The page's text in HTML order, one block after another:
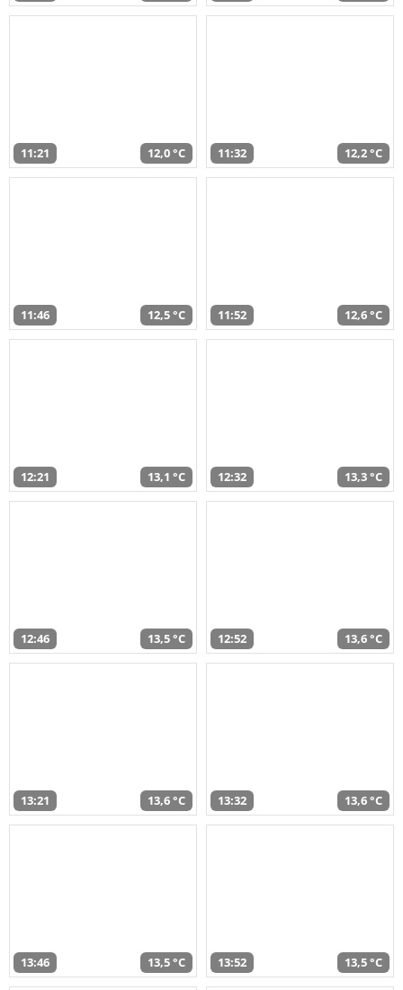
11:21 12,0 °C 11:32 12,2 °C
11:46 12,5 °C 11:52 12,6 °C
12:21 13,1 °C 12:32 13,3 °C
12:46 13,5 °C 12:52 13,6 °C
13:21 13,6 °C 13:32 13,6 °C
13:46 13,5 °C 13:52 13,5 °C